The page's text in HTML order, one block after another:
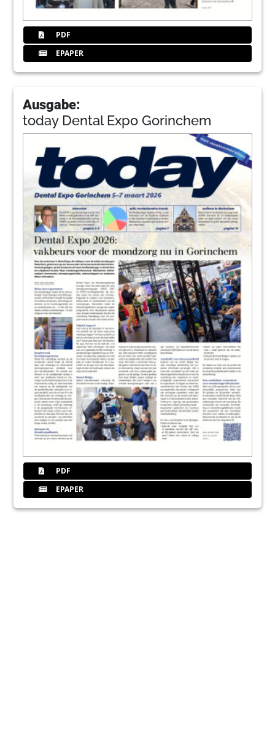
PDF
EPAPER
Ausgabe:
today Dental Expo Gorinchem
PDF
EPAPER